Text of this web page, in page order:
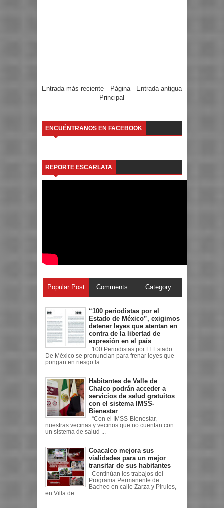
Entrada más reciente Entrada antigua
Página
Principal
ENCUÉNTRANOS EN FACEBOOK
REPORTE ESCARLATA
Popular Post Comments Category
“100 periodistas por el
Estado de México”, exigimos
detener leyes que atentan en
contra de la libertad de
expresión en el país
100 Periodistas por El Estado
De México se pronuncian para frenar leyes que
pongan en riesgo la ...
Habitantes de Valle de
Chalco podrán acceder a
servicios de salud gratuitos
con el sistema IMSS-
Bienestar
“Con el IMSS-Bienestar,
nuestras vecinas y vecinos que no cuentan con
un sistema de salud ...
Coacalco mejora sus
vialidades para un mejor
transitar de sus habitantes
Continúan los trabajos del
Programa Permanente de
Bacheo en calle Zarza y Pirules,
en Villa de ...